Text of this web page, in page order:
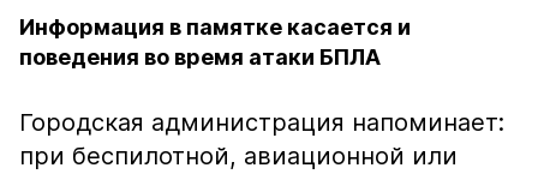
Информация в памятке касается и
поведения во время атаки БПЛА
Городская администрация напоминает:
при беспилотной, авиационной или